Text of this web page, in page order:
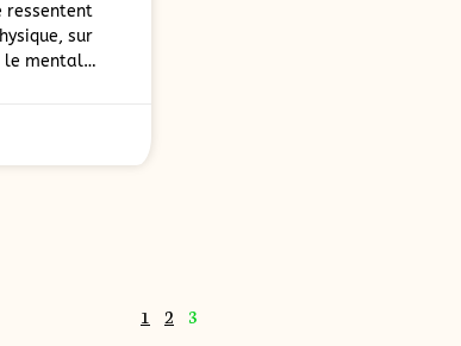
ressentent
sur
le mental…
1 2 3